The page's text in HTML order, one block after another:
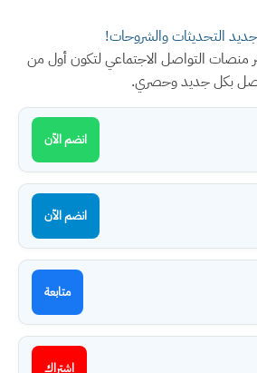
التحديثات والشروحات!
منصات التواصل الاجتماعي لتكون أول من
بكل جديد وحصري.
انضم الآن
انضم الآن
متابعة
اشتراك